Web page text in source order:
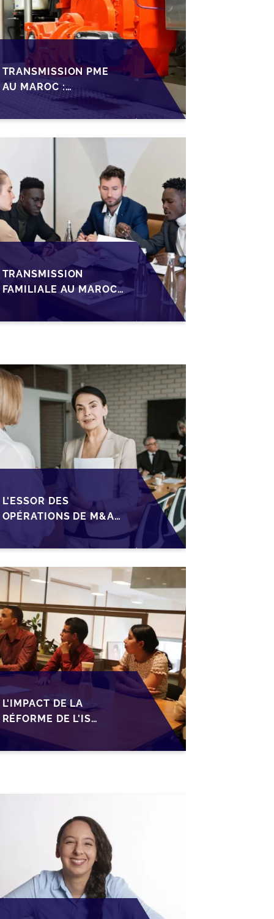
TRANSMISSION PME
AU MAROC :
PRÉPARATIONS CLÉS
POUR LES
TRANSMISSION
FAMILIALE AU MAROC :
GOUVERNANCE POUR
L'ESSOR DES
OPÉRATIONS DE M&A
MID-MARKET AU
MAROC EN 2026 :
DÉFIS POUR LES PME
L'IMPACT DE LA
RÉFORME DE L'IS
MAROCAIN SUR LA
TRANSMISSION DES